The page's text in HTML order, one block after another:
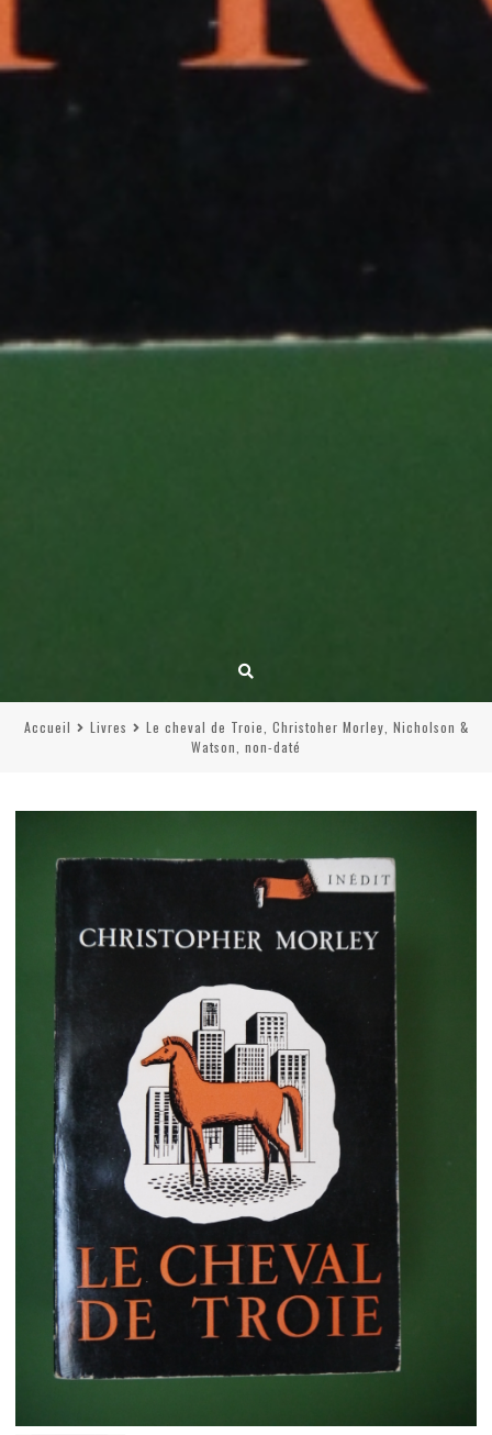
Accueil Livres
Le cheval de Troie, Christoher Morley, Nicholson &
Watson, non-daté